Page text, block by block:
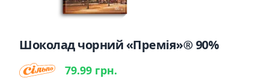
Шоколад чорний «Премія»® 90%
79.99 грн.